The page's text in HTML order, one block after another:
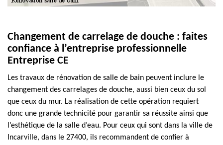
Changement de carrelage de douche : faites
confiance à l’entreprise professionnelle
Entreprise CE
Les travaux de rénovation de salle de bain peuvent inclure le
changement des carrelages de douche, aussi bien ceux du sol
que ceux du mur. La réalisation de cette opération requiert
donc une grande technicité pour garantir sa réussite ainsi que
l’esthétique de la salle d’eau. Pour ceux qui sont dans la ville de
Incarville, dans le 27400, ils recommandent de confier à